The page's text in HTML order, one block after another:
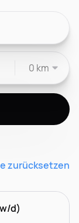
0 km
zurücksetzen
d)